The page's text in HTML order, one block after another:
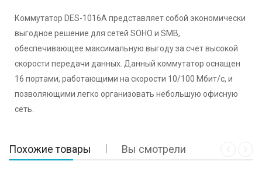
Коммутатор DES-1016A представляет собой экономически
выгодное решение для сетей SOHO и SMB,
обеспечивающее максимальную выгоду за счет высокой
скорости передачи данных. Данный коммутатор оснащен
16 портами, работающими на скорости 10/100 Мбит/с, и
позволяющими легко организовать небольшую офисную
сеть.
Похожие товары Вы смотрели